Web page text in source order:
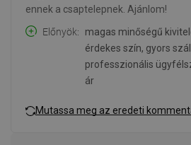
ennek a csaptelepnek. Ajánlom!
Előnyök
magas minőségű
érdekes szín, gyors
professzionális
ár
Mutassa meg az eredeti